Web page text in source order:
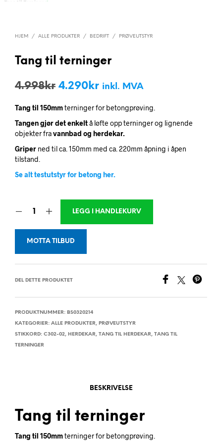
HJEM / ALLE PRODUKTER / BEDRIFT / PRØVEUTSTYR
Tang til terninger
4.998kr Opprinnelig
pris
var:
4.998kr.
4.290krNåværende
pris
er:
4.290kr.
inkl. MVA
Tang til 150mmterninger for betongprøving.
Tangen gjør det enkeltå løfte opp terninger og lignende
objekter fravannbad og herdekar.
Griper ned til ca. 150mm med ca. 220mm åpning i åpen
tilstand.
Se alt testutstyr for betong her.
LEGG I HANDLEKURV
MOTTA TILBUD
DEL DETTE PRODUKTET
PRODUKTNUMMER: BS0320214
KATEGORIER: ALLE PRODUKTER, PRØVEUTSTYR
STIKKORD: C302-02, HERDEKAR, TANG TIL HERDEKAR, TANG TIL
TERNINGER
BESKRIVELSE
Tang til terninger
Tang til 150mmterninger for betongprøving.